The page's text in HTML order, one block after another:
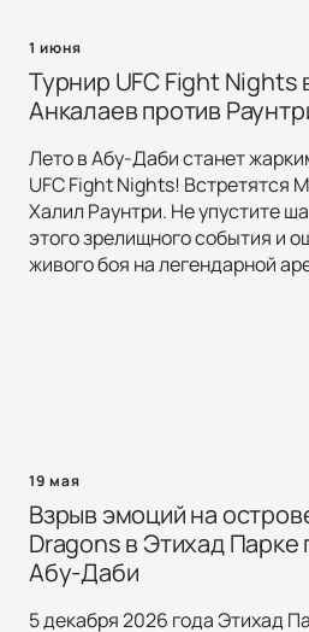
1 июня
Турнир UFC Fight Nights
Анкалаев против
Лето в Абу-Даби станет
UFC Fight Nights! Встретятся
Халил Раунтри. Не упустите
этого зрелищного события и
живого боя на легендарной
19 мая
Взрыв эмоций на
Dragons в Этихад Парке
Абу-Даби
5 декабря 2026 года Этихад